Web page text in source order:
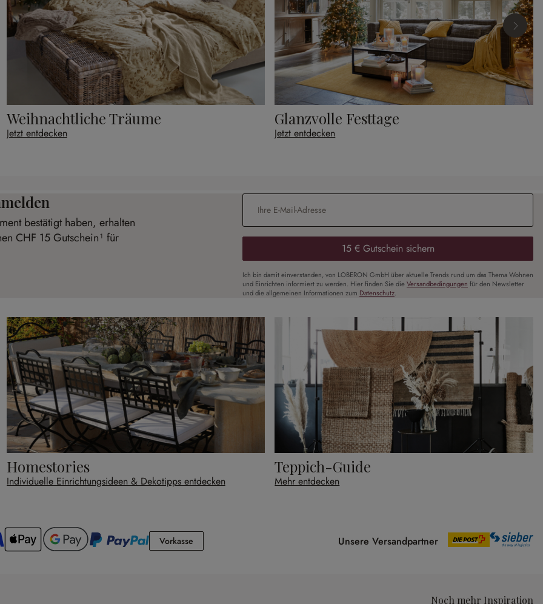
Weihnachtliche Träume
Jetzt entdecken
Glanzvolle Festtage
Jetzt entdecken
bestätigt haben, erhalten
CHF 15 Gutschein¹ für
E-Mail-Adresse
15 € Gutschein sichern
Ich bin damit einverstanden, von LOBERON GmbH über aktuelle Trends rund um das Thema Wohnen
und Einrichten informiert zu werden. Hier finden Sie die Versandbedingungen für den Newsletter
und die allgemeinen Informationen zum Datenschutz.
Homestories
Individuelle Einrichtungsideen & Dekotipps entdecken
Teppich-Guide
Mehr entdecken
VorkasseVorkasse Unsere Versandpartner
Noch mehr Inspiration